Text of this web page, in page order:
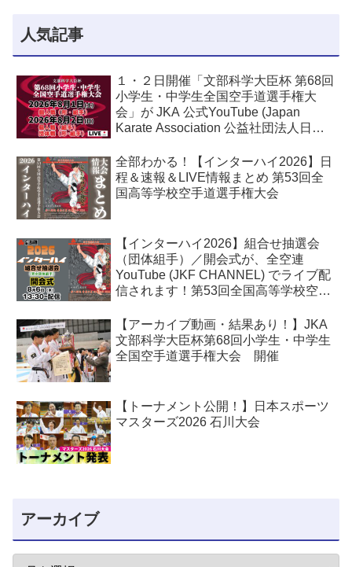
人気記事
１・２日開催「文部科学大臣杯 第68回
小学生・中学生全国空手道選手権大
会」が JKA 公式YouTube (Japan
Karate Association 公益社団法人日本
全部わかる！【インターハイ2026】日
程＆速報＆LIVE情報まとめ 第53回全
国高等学校空手道選手権大会
【インターハイ2026】組合せ抽選会
（団体組手）／開会式が、全空連
YouTube (JKF CHANNEL) でライブ配
信されます！第53回全国高等学校空手
【アーカイブ動画・結果あり！】JKA
文部科学大臣杯第68回小学生・中学生
全国空手道選手権大会 開催
【トーナメント公開！】日本スポーツ
マスターズ2026 石川大会
アーカイブ